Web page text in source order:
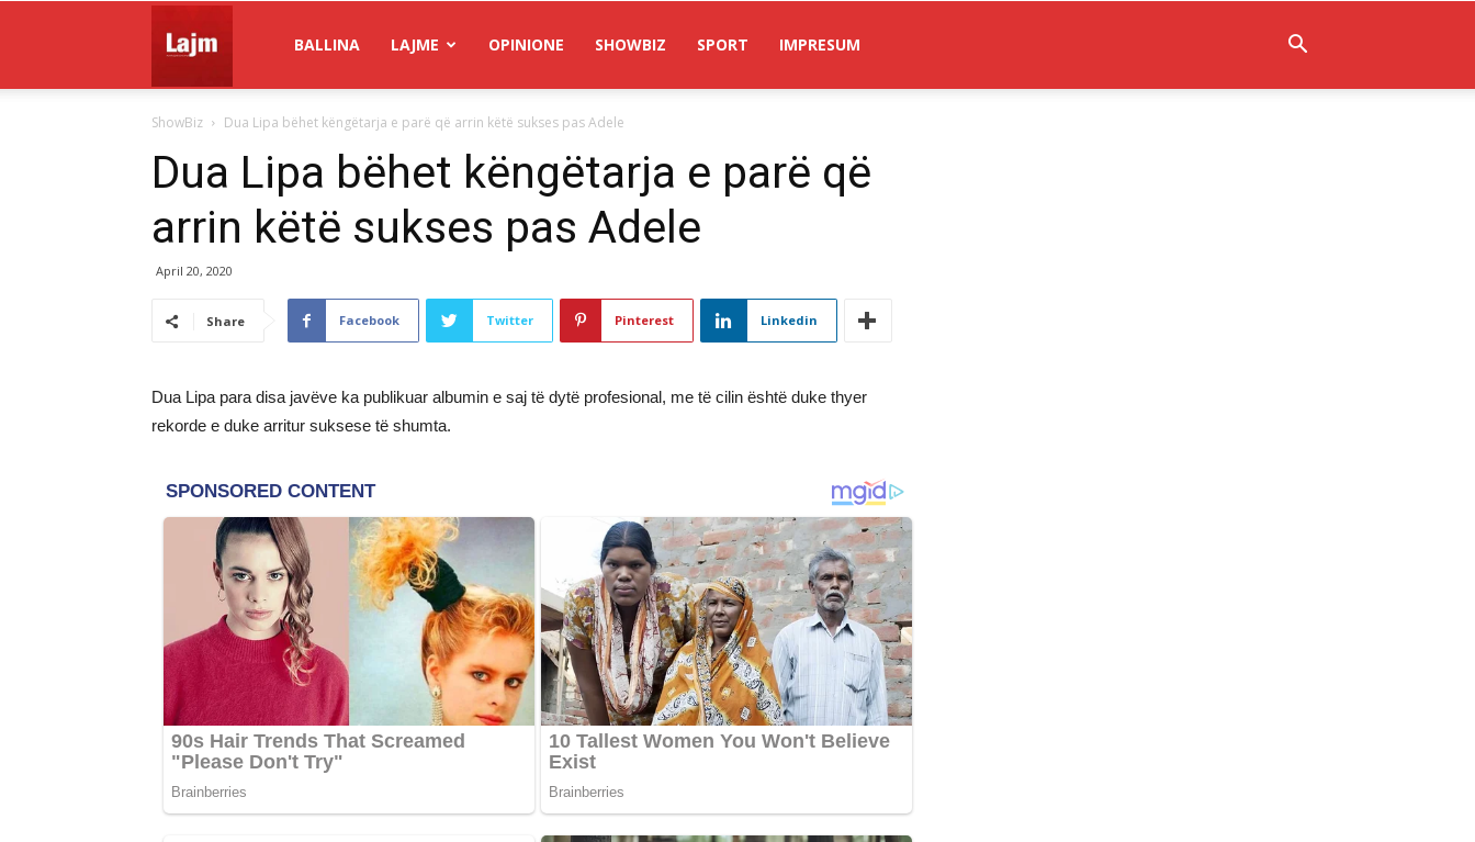
Lajm
BALLINA LAJME OPINIONE SHOWBIZ SPORT IMPRESUM
ShowBiz Dua Lipa bëhet këngëtarja e parë që arrin këtë sukses pas Adele
Dua Lipa bëhet këngëtarja e parë që
arrin këtë sukses pas Adele
April 20, 2020
Share Facebook Twitter Pinterest Linkedin
Dua Lipa para disa javëve ka publikuar albumin e saj të dytë profesional, me të cilin është duke thyer
rekorde e duke arritur suksese të shumta.